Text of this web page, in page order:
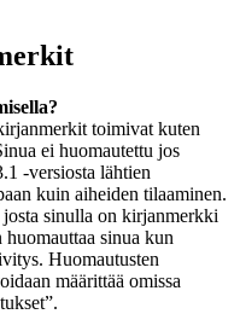
toimivat kuten
ei huomautettu jos
-versiosta lähtien
kuin aiheiden tilaaminen.
sinulla on kirjanmerkki
sinua kun
Huomautusten
määrittää omissa